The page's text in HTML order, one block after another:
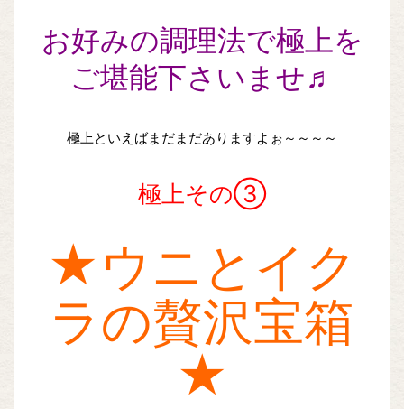
お好みの調理法で極上を
ご堪能下さいませ♬
極上といえばまだまだありますよぉ～～～～
極上その③
★ウニとイク
ラの贅沢宝箱
★